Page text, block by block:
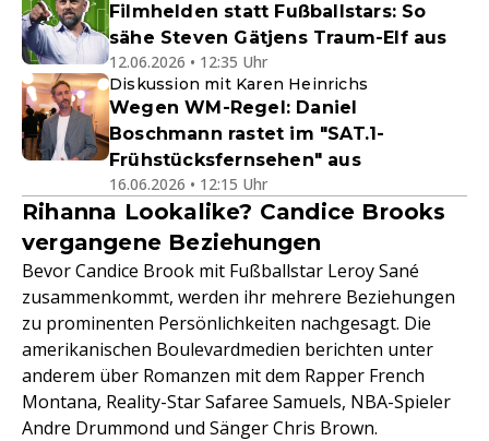
Filmhelden statt Fußballstars: So
sähe Steven Gätjens Traum-Elf aus
12.06.2026 • 12:35 Uhr
Diskussion mit Karen Heinrichs
Wegen WM-Regel: Daniel
Boschmann rastet im "SAT.1-
Frühstücksfernsehen" aus
16.06.2026 • 12:15 Uhr
Rihanna Lookalike? Candice Brooks
vergangene Beziehungen
Bevor Candice Brook mit Fußballstar Leroy Sané
zusammenkommt, werden ihr mehrere Beziehungen
zu prominenten Persönlichkeiten nachgesagt. Die
amerikanischen Boulevardmedien berichten unter
anderem über Romanzen mit dem Rapper French
Montana, Reality-Star Safaree Samuels, NBA-Spieler
Andre Drummond und Sänger Chris Brown.